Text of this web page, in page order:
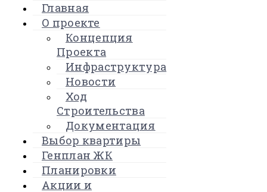
Главная
О проекте
Концепция
Проекта
Инфраструктура
Новости
Ход
Строительства
Документация
Выбор квартиры
Генплан ЖК
Планировки
Акции и